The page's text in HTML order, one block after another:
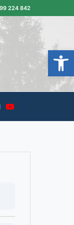
224 842